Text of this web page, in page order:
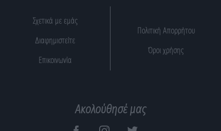
Σχετικά με εμάς
Διαφημιστείτε
Επικοινωνία
Πολιτική Απορρήτου
Όροι χρήσης
Ακολούθησέ μας